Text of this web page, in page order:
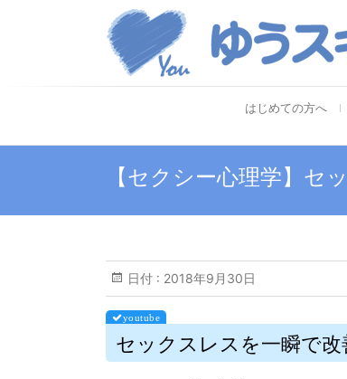
はじめての方へ
【セクシー心理学】セ
日付 : 2018年9月30日
セックスレスを一瞬で